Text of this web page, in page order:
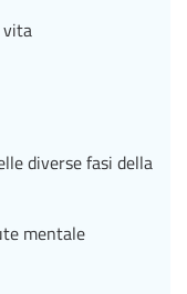
vita
diverse fasi della
mentale